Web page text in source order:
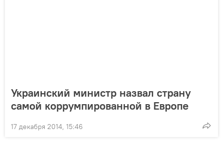
Украинский министр назвал страну
самой коррумпированной в Европе
17 декабря 2014, 15:46